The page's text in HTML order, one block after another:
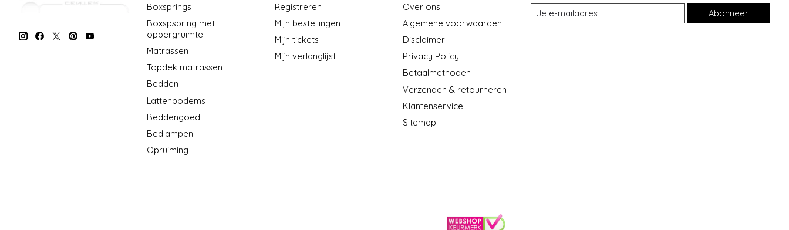
Boxsprings
Boxspspring met
opbergruimte
Matrassen
Topdek matrassen
Bedden
Lattenbodems
Beddengoed
Bedlampen
Opruiming
Registreren
Mijn bestellingen
Mijn tickets
Mijn verlanglijst
Over ons
Algemene voorwaarden
Disclaimer
Privacy Policy
Betaalmethoden
Verzenden & retourneren
Klantenservice
Sitemap
Abonneer